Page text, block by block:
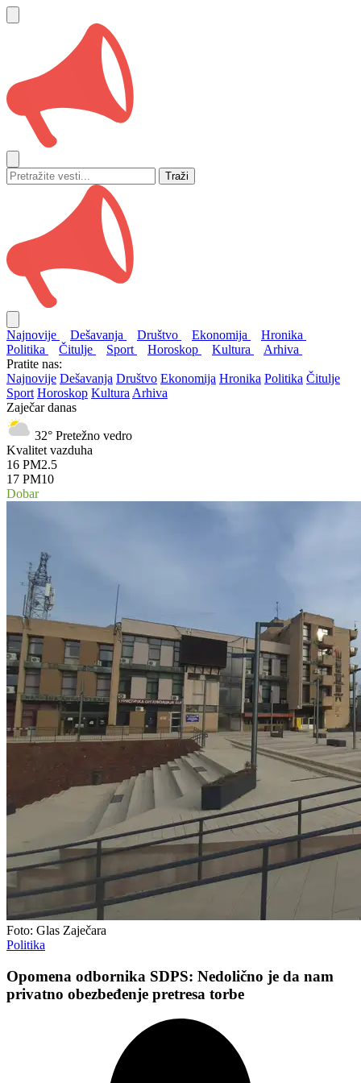
Traži
Najnovije Dešavanja Društvo Ekonomija
Hronika
Politika
Čitulje Sport Horoskop Kultura
Arhiva
Pratite nas:
Najnovije Dešavanja Društvo Ekonomija Hronika Politika Čitulje
Sport Horoskop Kultura Arhiva
Zaječar danas
32° Pretežno vedro
Kvalitet vazduha
16 PM2.5
17 PM10
Dobar
Foto: Glas Zaječara
Politika
Opomena odbornika SDPS: Nedolično je da nam
privatno obezbeđenje pretresa torbe